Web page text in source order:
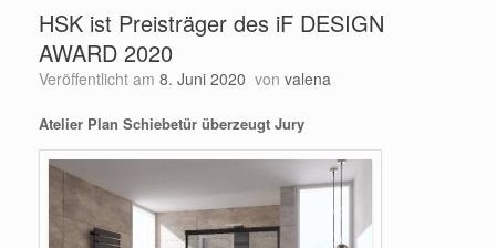
HSK ist Preisträger des iF DESIGN
AWARD 2020
Veröffentlicht am 8. Juni 2020 von valena
Atelier Plan Schiebetür überzeugt Jury